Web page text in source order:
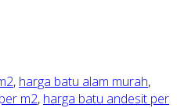
, harga batu alam murah,
m2, harga batu andesit per